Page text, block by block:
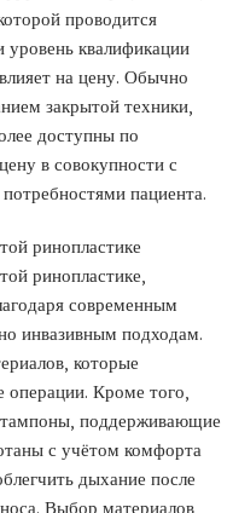
проводится
квалификации
на цену. Обычно
закрытой техники,
доступны по
в совокупности с
пациента.
ринопластике
ринопластике,
современным
инвазивным подходам.
которые
операции. Кроме того,
тампоны, поддерживающие
с учётом комфорта
дыхание после
Выбор материалов